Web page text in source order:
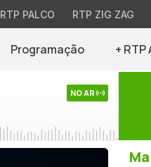
RTP PALCO RTP ZIG ZAG
Programação + RTP
NO AR